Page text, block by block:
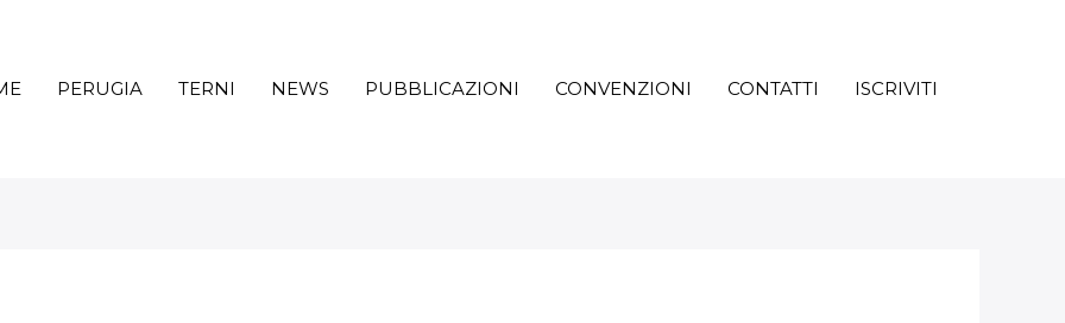
PERUGIA TERNI NEWS PUBBLICAZIONI CONVENZIONI CONTATTI ISCRIVITI